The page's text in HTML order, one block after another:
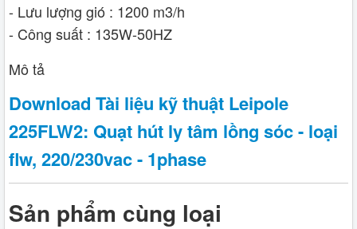
- Lưu lượng gió : 1200 m3/h
- Công suất : 135W-50HZ
Mô tả
Download Tài liệu kỹ thuật Leipole
225FLW2: Quạt hút ly tâm lồng sóc - loại
flw, 220/230vac - 1phase
Sản phẩm cùng loại